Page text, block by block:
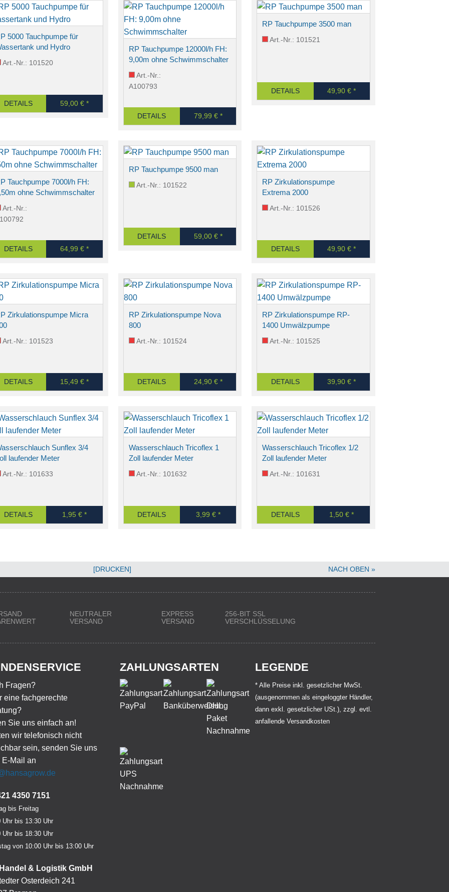
5000 Tauchpumpe für
und Hydro
Art.-Nr.: 101520
DETAILS 59,00 € *
RP Tauchpumpe 12000l/h FH:
9,00m ohne Schwimmschalter
Art.-Nr.:
A100793
DETAILS 79,99 € *
RP Tauchpumpe 3500 man
Art.-Nr.: 101521
DETAILS 49,90 € *
Tauchpumpe 7000l/h FH:
ohne Schwimmschalter
Art.-Nr.:
DETAILS 64,99 € *
RP Tauchpumpe 9500 man
Art.-Nr.: 101522
DETAILS 59,00 € *
RP Zirkulationspumpe
Extrema 2000
Art.-Nr.: 101526
DETAILS 49,90 € *
Zirkulationspumpe Micra
Art.-Nr.: 101523
DETAILS 15,49 € *
RP Zirkulationspumpe Nova
800
Art.-Nr.: 101524
DETAILS 24,90 € *
RP Zirkulationspumpe RP-
1400 Umwälzpumpe
Art.-Nr.: 101525
DETAILS 39,90 € *
Sunflex 3/4
laufender Meter
Art.-Nr.: 101633
DETAILS 1,95 € *
Wasserschlauch Tricoflex 1
Zoll laufender Meter
Art.-Nr.: 101632
DETAILS 3,99 € *
Wasserschlauch Tricoflex 1/2
Zoll laufender Meter
Art.-Nr.: 101631
DETAILS 1,50 € *
[DRUCKEN] NACH OBEN »
NEUTRALER
VERSAND
EXPRESS
VERSAND
256-BIT SSL
VERSCHLÜSSELUNG
Fragen?
eine fachgerechte
Sie uns einfach an!
wir telefonisch nicht
sein, senden Sie uns
E-Mail an
4350 7151
bis Freitag
Uhr bis 13:30 Uhr
Uhr bis 18:30 Uhr
von 10:00 Uhr bis 13:00 Uhr
& Logistik GmbH
Osterdeich 241
ZAHLUNGSARTEN LEGENDE
* Alle Preise inkl. gesetzlicher MwSt.
(ausgenommen als eingeloggter Händler,
dann exkl. gesetzlicher USt.), zzgl. evtl.
anfallende Versandkosten